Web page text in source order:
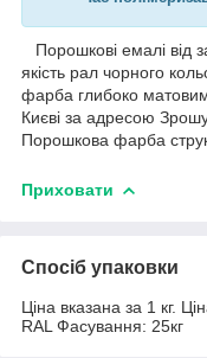
Порошкові емалі від
якість рал чорного
фарба глибоко
Києві за адресою
Порошкова фарба
Приховати
Спосіб упаковки
Ціна вказана за 1 кг.
RAL Фасування: 25кг